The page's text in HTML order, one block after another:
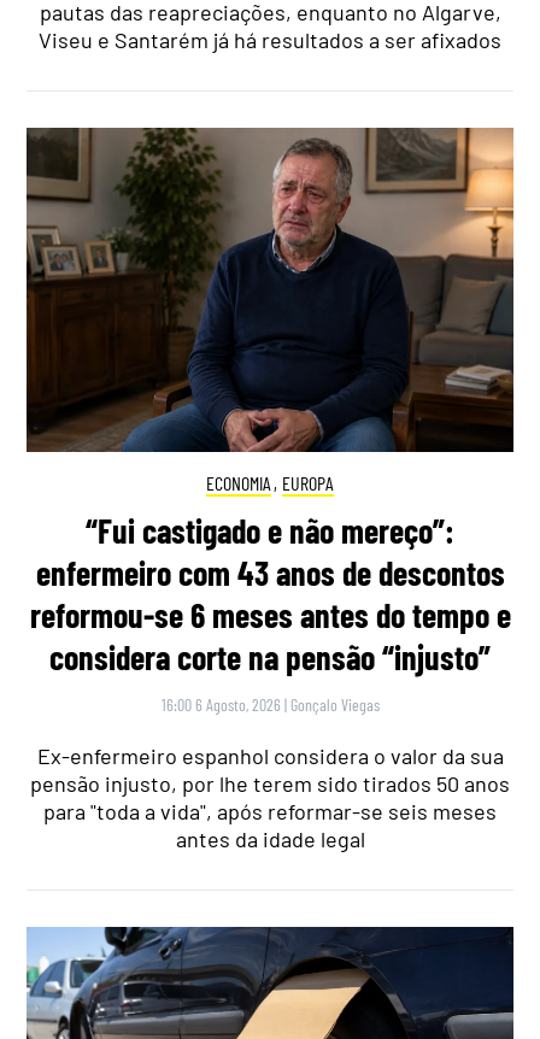
pautas das reapreciações, enquanto no Algarve,
Viseu e Santarém já há resultados a ser afixados
ECONOMIA , EUROPA
“Fui castigado e não mereço”:
enfermeiro com 43 anos de descontos
reformou-se 6 meses antes do tempo e
considera corte na pensão “injusto”
16:00 6 Agosto, 2026 | Gonçalo Viegas
Ex-enfermeiro espanhol considera o valor da sua
pensão injusto, por lhe terem sido tirados 50 anos
para "toda a vida", após reformar-se seis meses
antes da idade legal